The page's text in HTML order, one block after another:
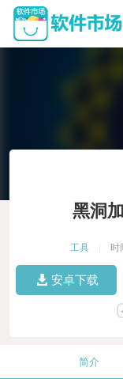
黑洞
工具 时
安卓下载
简介